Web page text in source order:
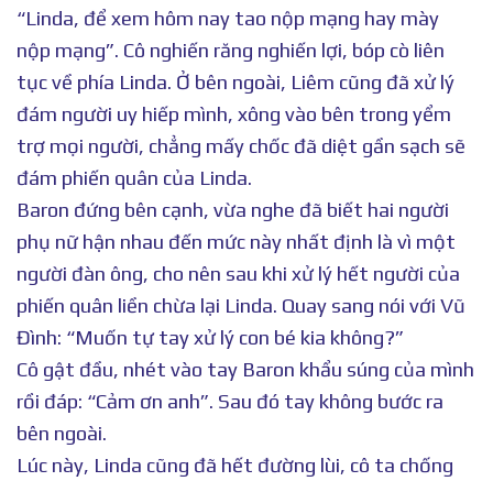
“Linda, để xem hôm nay tao nộp mạng hay mày
nộp mạng”. Cô nghiến răng nghiến lợi, bóp cò liên
tục về phía Linda. Ở bên ngoài, Liêm cũng đã xử lý
đám người uy hiếp mình, xông vào bên trong yểm
trợ mọi người, chẳng mấy chốc đã diệt gần sạch sẽ
đám phiến quân của Linda.
Baron đứng bên cạnh, vừa nghe đã biết hai người
phụ nữ hận nhau đến mức này nhất định là vì một
người đàn ông, cho nên sau khi xử lý hết người của
phiến quân liền chừa lại Linda. Quay sang nói với Vũ
Đình: “Muốn tự tay xử lý con bé kia không?”
Cô gật đầu, nhét vào tay Baron khẩu súng của mình
rồi đáp: “Cảm ơn anh”. Sau đó tay không bước ra
bên ngoài.
Lúc này, Linda cũng đã hết đường lùi, cô ta chống